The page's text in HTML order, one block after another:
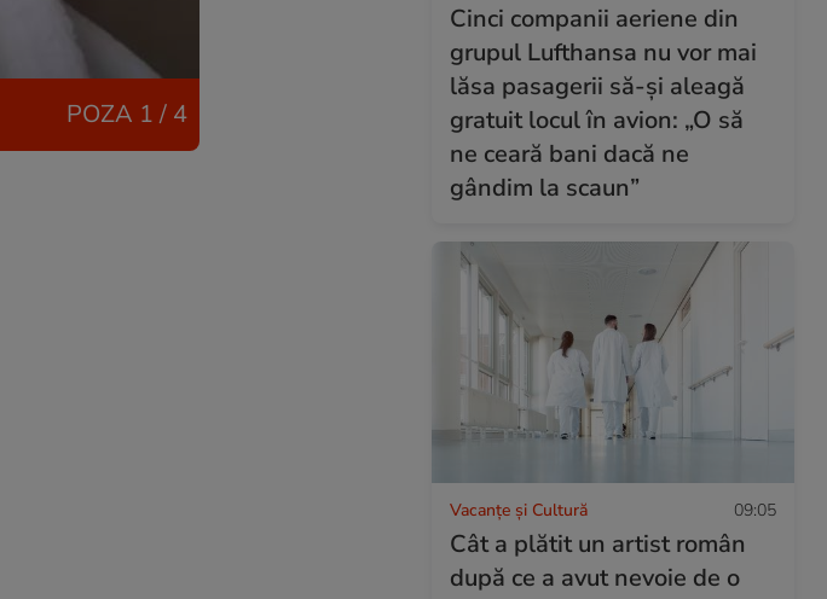
POZA 1 / 4
Cinci companii aeriene din
grupul Lufthansa nu vor mai
lăsa pasagerii să-și aleagă
gratuit locul în avion: „O să
ne ceară bani dacă ne
gândim la scaun”
Vacanțe și Cultură 09:05
Cât a plătit un artist român
după ce a avut nevoie de o